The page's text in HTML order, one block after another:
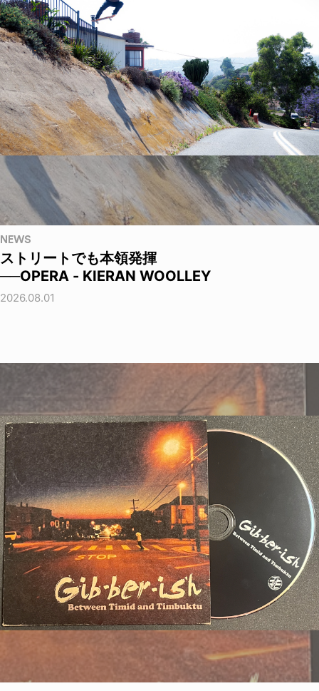
NEWS
ストリートでも本領発揮
──OPERA - KIERAN WOOLLEY
2026.08.01